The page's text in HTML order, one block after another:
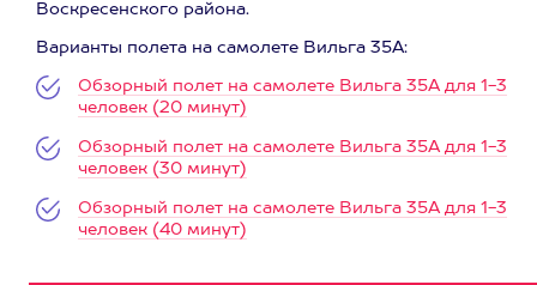
Воскресенского района.
Варианты полета на самолете Вильга 35А:
Обзорный полет на самолете Вильга 35А для 1-3
человек (20 минут)
Обзорный полет на самолете Вильга 35А для 1-3
человек (30 минут)
Обзорный полет на самолете Вильга 35А для 1-3
человек (40 минут)